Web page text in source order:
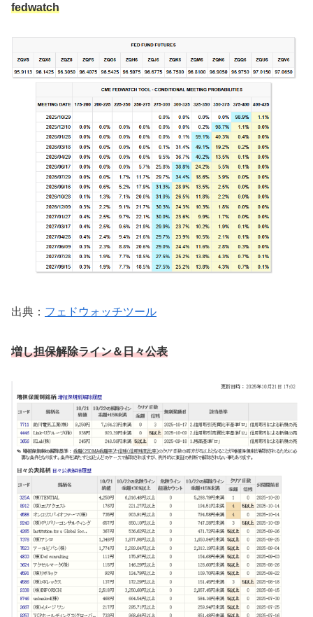
fedwatch
出典： フェドウォッチツール
増し担保解除ライン＆日々公表